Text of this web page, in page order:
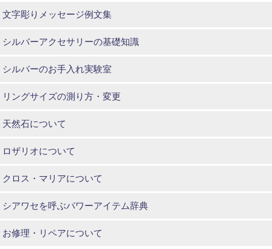
文字彫りメッセージ例文集
シルバーアクセサリーの基礎知識
シルバーのお手入れ実験室
リングサイズの測り方・変更
天然石について
ロザリオについて
クロス・マリアについて
シアワセを呼ぶパワーアイテム辞典
お修理・リペアについて